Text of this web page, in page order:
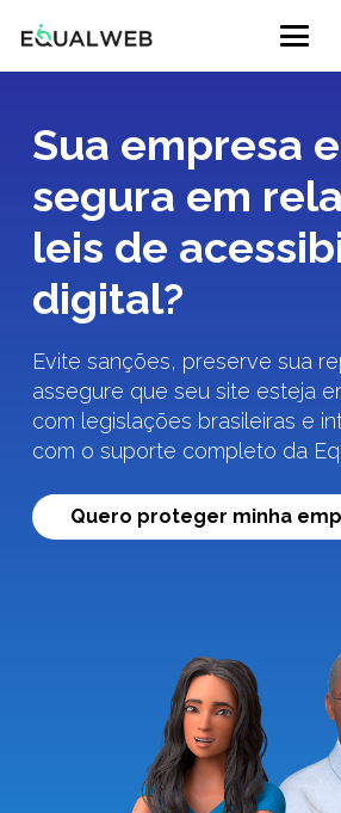
Sua empresa
segura em
leis de
digital?
Evite sanções, preserve sua
assegure que seu site esteja
com legislações brasileiras e
com o suporte completo da
Quero proteger minha